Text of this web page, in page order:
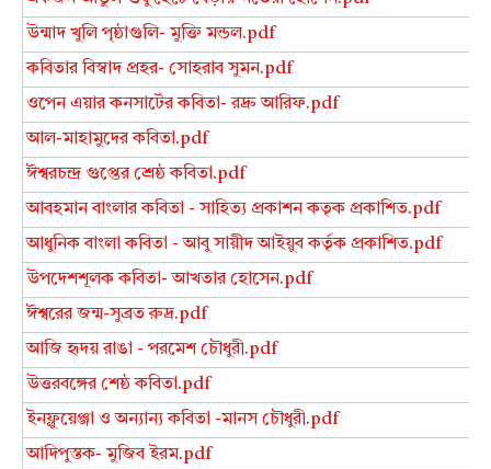
উন্মাদ খুলি পৃষ্ঠাগুলি- মুক্তি মন্ডল.pdf
কবিতার বিস্বাদ প্রহর- সোহরাব সুমন.pdf
ওপেন এয়ার কনসার্টের কবিতা- রদ্রু আরিফ.pdf
আল-মাহামুদের কবিতা.pdf
ঈশ্বরচন্দ্র গুপ্তের শ্রেষ্ঠ কবিতা.pdf
আবহমান বাংলার কবিতা - সাহিত্য প্রকাশন কতৃক প্রকাশিত.pdf
আধুনিক বাংলা কবিতা - আবু সায়ীদ আইয়ুব কর্তৃক প্রকাশিত.pdf
উপদেশশূলক কবিতা- আখতার হোসেন.pdf
ঈশ্বরের জন্ম-সুব্রত রুদ্র.pdf
আজি হৃদয় রাঙা - পরমেশ চৌধুরী.pdf
উত্তরবঙ্গের শেষ্ঠ কবিতা.pdf
ইনফ্লুয়েঞ্জা ও অন্যান্য কবিতা -মানস চৌধুরী.pdf
আদিপুস্তক- মুজিব ইরম.pdf